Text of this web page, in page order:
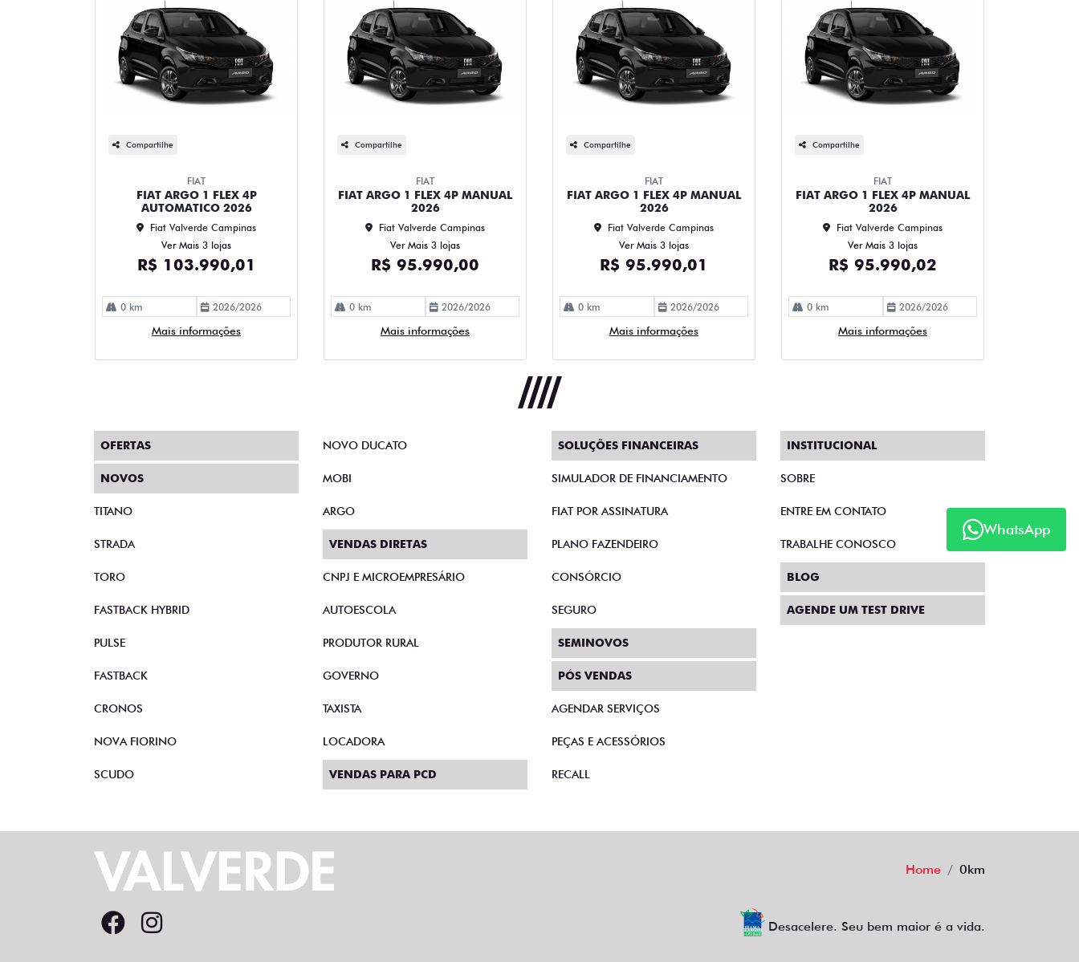
Compartilhe
FIAT
FIAT ARGO 1 FLEX 4P
AUTOMATICO 2026
Fiat Valverde Campinas
Ver Mais 3 lojas
R$ 103.990,01
0 km 2026/2026
Mais informações
Compartilhe
FIAT
FIAT ARGO 1 FLEX 4P MANUAL
2026
Fiat Valverde Campinas
Ver Mais 3 lojas
R$ 95.990,00
0 km 2026/2026
Mais informações
Compartilhe
FIAT
FIAT ARGO 1 FLEX 4P MANUAL
2026
Fiat Valverde Campinas
Ver Mais 3 lojas
R$ 95.990,01
0 km 2026/2026
Mais informações
Compartilhe
FIAT
FIAT ARGO 1 FLEX 4P MANUAL
2026
Fiat Valverde Campinas
Ver Mais 3 lojas
R$ 95.990,02
0 km 2026/2026
Mais informações
WhatsApp
OFERTAS
NOVOS
TITANO
STRADA
TORO
FASTBACK HYBRID
PULSE
FASTBACK
CRONOS
NOVA FIORINO
SCUDO
NOVO DUCATO
MOBI
ARGO
VENDAS DIRETAS
CNPJ E MICROEMPRESÁRIO
AUTOESCOLA
PRODUTOR RURAL
GOVERNO
TAXISTA
LOCADORA
VENDAS PARA PCD
SOLUÇÕES FINANCEIRAS
SIMULADOR DE FINANCIAMENTO
FIAT POR ASSINATURA
PLANO FAZENDEIRO
CONSÓRCIO
SEGURO
SEMINOVOS
PÓS VENDAS
AGENDAR SERVIÇOS
PEÇAS E ACESSÓRIOS
RECALL
INSTITUCIONAL
SOBRE
ENTRE EM CONTATO
TRABALHE CONOSCO
BLOG
AGENDE UM TEST DRIVE
Home 0km
Desacelere. Seu bem maior é a vida.